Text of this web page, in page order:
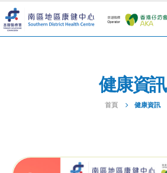
健康資訊
首頁 健康資訊